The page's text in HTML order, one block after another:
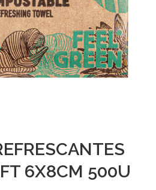
6X8CM 500U